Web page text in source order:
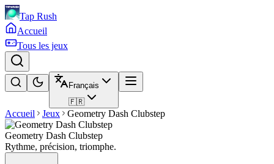
Tap Rush
Accueil
Tous les jeux
Français
🇫🇷
Accueil Jeux Geometry Dash Clubstep
Geometry Dash Clubstep
Rythme, précision, triomphe.